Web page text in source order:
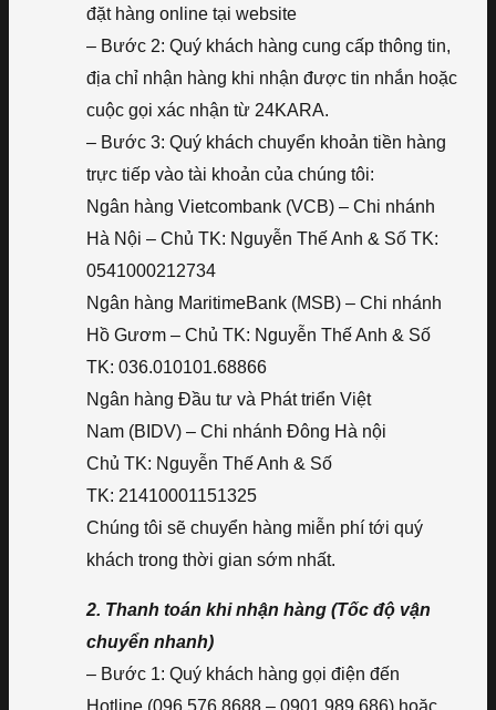
đặt hàng online tại website
– Bước 2: Quý khách hàng cung cấp thông tin,
địa chỉ nhận hàng khi nhận được tin nhắn hoặc
cuộc gọi xác nhận từ 24KARA.
– Bước 3: Quý khách chuyển khoản tiền hàng
trực tiếp vào tài khoản của chúng tôi:
Ngân hàng Vietcombank (VCB) – Chi nhánh
Hà Nội – Chủ TK: Nguyễn Thế Anh & Số TK:
0541000212734
Ngân hàng MaritimeBank (MSB) – Chi nhánh
Hồ Gươm – Chủ TK: Nguyễn Thế Anh & Số
TK: 036.010101.68866
Ngân hàng Đầu tư và Phát triển Việt
Nam (BIDV) – Chi nhánh Đông Hà nội
Chủ TK: Nguyễn Thế Anh & Số
TK: 21410001151325
Chúng tôi sẽ chuyển hàng miễn phí tới quý
khách trong thời gian sớm nhất.
2. Thanh toán khi nhận hàng (Tốc độ vận
chuyển nhanh)
– Bước 1: Quý khách hàng gọi điện đến
Hotline (096.576.8688 – 0901.989.686) hoặc